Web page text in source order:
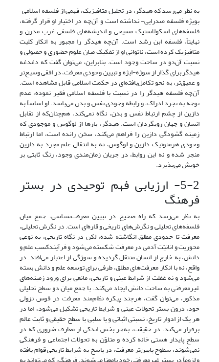
به نظر می‌رسد که هیدگر، در تحلیل متافیزیک، فهمی از فلسفه اسلامی –
بویژه فلسفه صدرایی- نداشته است و آن‌چه در اختیار او قرار گرفته،
فلسفه‌های اسکولاستیک مسیحی و اندیشه‌های فلسفی غرب مدرن و
نهایتاً، فلسفه ابن رشد است. آن‌چه هیدگر را مجبور به انکار کلیت
متافیزیک کرده است، ناتوانی او از تفکیک میان علوم حضوری و حصولی و
نسبت آن‌دو در ساحت وجود است. بنابراین، می‌توان گفت که دغدغه
هیدگر برای گذار از سوژه-ابژه و تبیین وجودی معرفت، در افقی وسیع‌تر
و عمیق‌تر، به نحو تکامل‌یافته‌ای در حکمت اسلامی قابل مشاهده است.
آن‌چه فلسفه هیدگر را در نسبت با فلسفه اسلامی فقیر نموده، عدم
توجه به تجرد ادراک، و رابطه وجودی نفس و بدن می‌باشد. او اساساً به
دازین از چشم ارتباط نفس و بدن، نگاه نمی‌کند، هم‌چنان‌که از تقابل
انسان و جهان رویگردان است. هیدگر، بارها از لوگوس و موجودی که
زمینه گشودگی دازین را فراهم می‌کند، سخن رانده است، اما ارتباط
وجودی هرمنوتیک دازین و لوگوس، نه به انتقال علم مجرد به دازین
منجر شده و نه این روابط، در جریان زمان‌مندی وجود، رنگ ثابتی بر
خویش می‌پذیرد.
5-2- ارزیابی فهم توحیدی در بستر
فرهنگ
به نظر می‌رسد که راه صحیح در تبیین معرفت‌شناسی، جمع میان
فلسفه‌های تحلیلی و نگرش‌های تاریخی و قاره‌ای است. در نگرش تحلیلی،
معرفت تا حدودی مطلق انگاشته شده، لکن در نگاه تاریخی، به نوعی
محوریت و انانیّت آدمی در معرفت شکسته می‌شود و فرآیندکسب علم و
دانش، به خارج از انسان منتقل گردیده و سوژگی از اعتبار می‌افتد. در
واقع، نه با انکار معرفت‌های مطلق، طرفی برای توسعه علم و دانش بسته
می‌شود و نه غفلت از شرایط عینی و تاریخی، مانعی برای ورود زمینه‌های
غیرمعرفتی به ساحت دانش ایجاد می‌کند. با جمع میان دو سطح تحلیلی
مذکور، می‌توان گفت، هرچند پیکره نظام‌مند معرفت در قوس نزولی
خود، درون بستر تحولات عینی و شرایط تاریخی تشکیل می‌شود، اما در
هر یک از ادوار تاریخ، نسبتی اثباتی و یا سلبی با سطح حقیقی و ثابت عالم
برقرار می‌کند. در حقیقت، به‌جز بخش اندکی از معارف ضروری که در
سطح پایدار هستی خانه‌ کرده‌ و متلوّن به تحولات اجتماعی و فرهنگی
نمی‌شوند، سطوح پایین‌تر معرفت، در پاسخ به شرایط تاریخی قوام یافته